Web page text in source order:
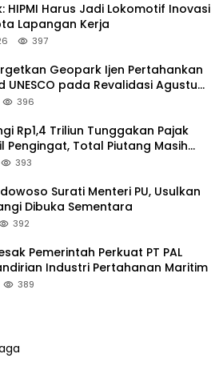
HIPMI Harus Jadi Lokomotif Inovasi
Lapangan Kerja
397
Geopark Ijen Pertahankan
UNESCO pada Revalidasi Agustus
396
Rp1,4 Triliun Tunggakan Pajak
Pengingat, Total Piutang Masih
393
Surati Menteri PU, Usulkan
Dibuka Sementara
392
Pemerintah Perkuat PT PAL
Industri Pertahanan Maritim
389